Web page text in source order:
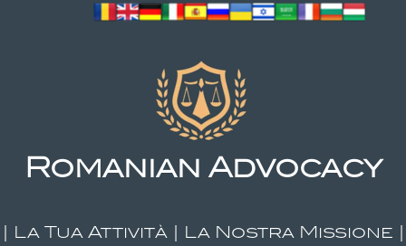
Romanian Advocacy
| La Tua Attività | La Nostra Missione |